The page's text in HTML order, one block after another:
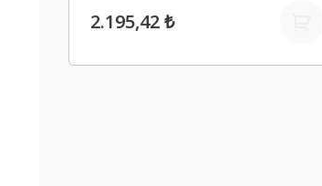
2.195,42 ₺